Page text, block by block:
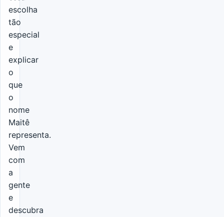
escolha
tão
especial
e
explicar
o
que
o
nome
Maitê
representa.
Vem
com
a
gente
e
descubra